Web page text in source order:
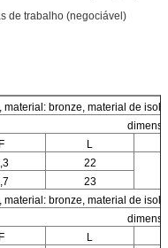
de trabalho (negociável)
bronze, material de
F
L
22
23
bronze, material de
F
L